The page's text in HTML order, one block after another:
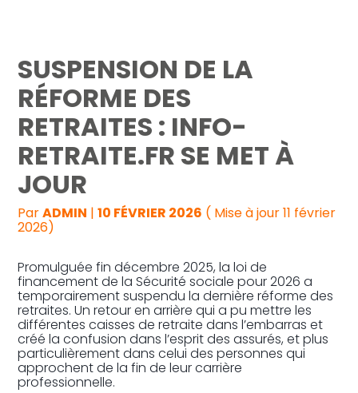
Gestion au quotidien
Pilotage d’entreprise
Audit
SUSPENSION DE LA
RÉFORME DES
RETRAITES : INFO-
RETRAITE.FR SE MET À
JOUR
ParADMIN |10 FÉVRIER 2026 ( Mise à jour 11 février
2026)
Promulguée fin décembre 2025, la loi de
financement de la Sécurité sociale pour 2026 a
temporairement suspendu la dernière réforme des
retraites. Un retour en arrière qui a pu mettre les
différentes caisses de retraite dans l’embarras et
créé la confusion dans l’esprit des assurés, et plus
particulièrement dans celui des personnes qui
approchent de la fin de leur carrière
professionnelle.